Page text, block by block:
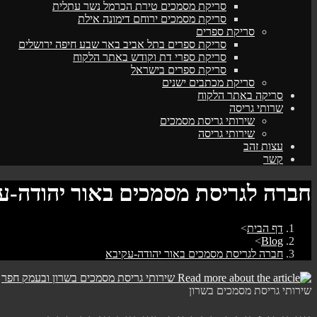
סריקת מסמכים טירת הכרמל נשר עתלית
סריקת מסמכים ירוחם דימונה אילת
סריקת ספרים
סריקת ספרים בתל אביב באר שבע חיפה ירושלים
סריקת ספרי דת וקודש באתר הלקוח
סריקת ספרים בישראל
סריקת מכתבים ישנים
סריקה באתר הלקוח
שרותי גריסה
שירותי גריסת מסמכים
שירותי גריסה
עצות זהב
קשר
חברה לגריסת מסמכים באור יהודה-
דף הבית>
Blog
>
חברה לגריסת מסמכים באור יהודה-עקיבא
שירותי גריסת מסמכים בשרון